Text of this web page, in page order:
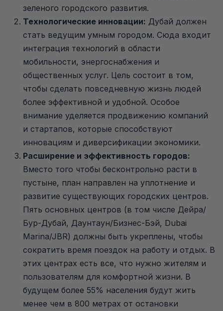
зеленого городского развития.
Технологические инновации: Дубай должен
стать ведущим умным городом. Сюда входит
интеграция технологий в области
мобильности, энергоснабжения и
общественных услуг. Цель состоит в том,
чтобы сделать повседневную жизнь людей
более эффективной и удобной. Особое
внимание уделяется продвижению компаний
и стартапов, которые способствуют
инновациям и диверсификации экономики.
Расширение и эффективность городов:
Вместо того чтобы бесконтрольно расти в
пустыне, план направлен на уплотнение и
развитие существующих городских центров.
Пять основных центров (в том числе Дейра/
Бур-Дубай, Даунтаун/Бизнес-Бэй, Dubai
Marina/JBR) должны быть укреплены, чтобы
сократить время поездок на работу и отдых. В
этих центрах есть все, что нужно жителям и
пользователям для комфортной жизни. В
будущем более 55% населения будут жить
менее чем в 800 метрах от остановки